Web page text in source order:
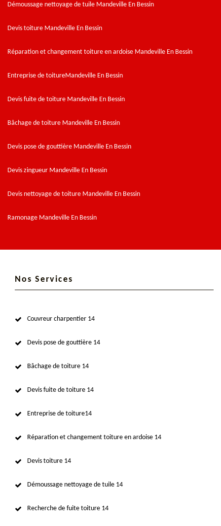
Démoussage nettoyage de tuile Mandeville En Bessin
Devis toiture Mandeville En Bessin
Réparation et changement toiture en ardoise Mandeville En Bessin
Entreprise de toitureMandeville En Bessin
Devis fuite de toiture Mandeville En Bessin
Bâchage de toiture Mandeville En Bessin
Devis pose de gouttière Mandeville En Bessin
Devis zingueur Mandeville En Bessin
Devis nettoyage de toiture Mandeville En Bessin
Ramonage Mandeville En Bessin
Nos Services
Couvreur charpentier 14
Devis pose de gouttière 14
Bâchage de toiture 14
Devis fuite de toiture 14
Entreprise de toiture14
Réparation et changement toiture en ardoise 14
Devis toiture 14
Démoussage nettoyage de tuile 14
Recherche de fuite toiture 14